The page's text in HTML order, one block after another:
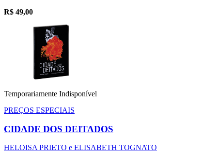
R$ 49,00
Temporariamente Indisponível
PREÇOS ESPECIAIS
CIDADE DOS DEITADOS
HELOISA PRIETO e ELISABETH TOGNATO